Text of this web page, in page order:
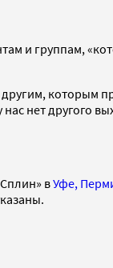
и группам,
которым
нет другого
вУфе,